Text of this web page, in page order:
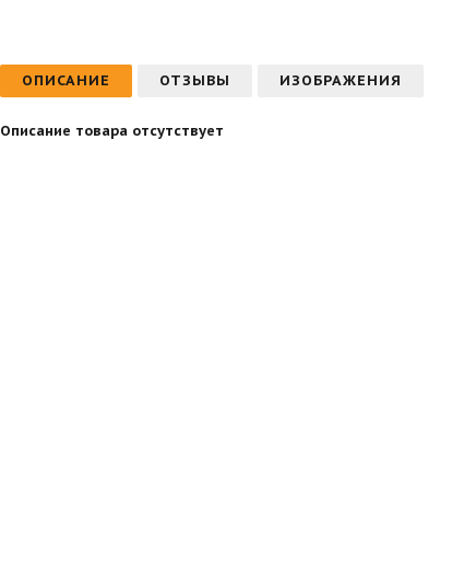
ОПИСАНИЕ ОТЗЫВЫ ИЗОБРАЖЕНИЯ
Описание товара отсутствует